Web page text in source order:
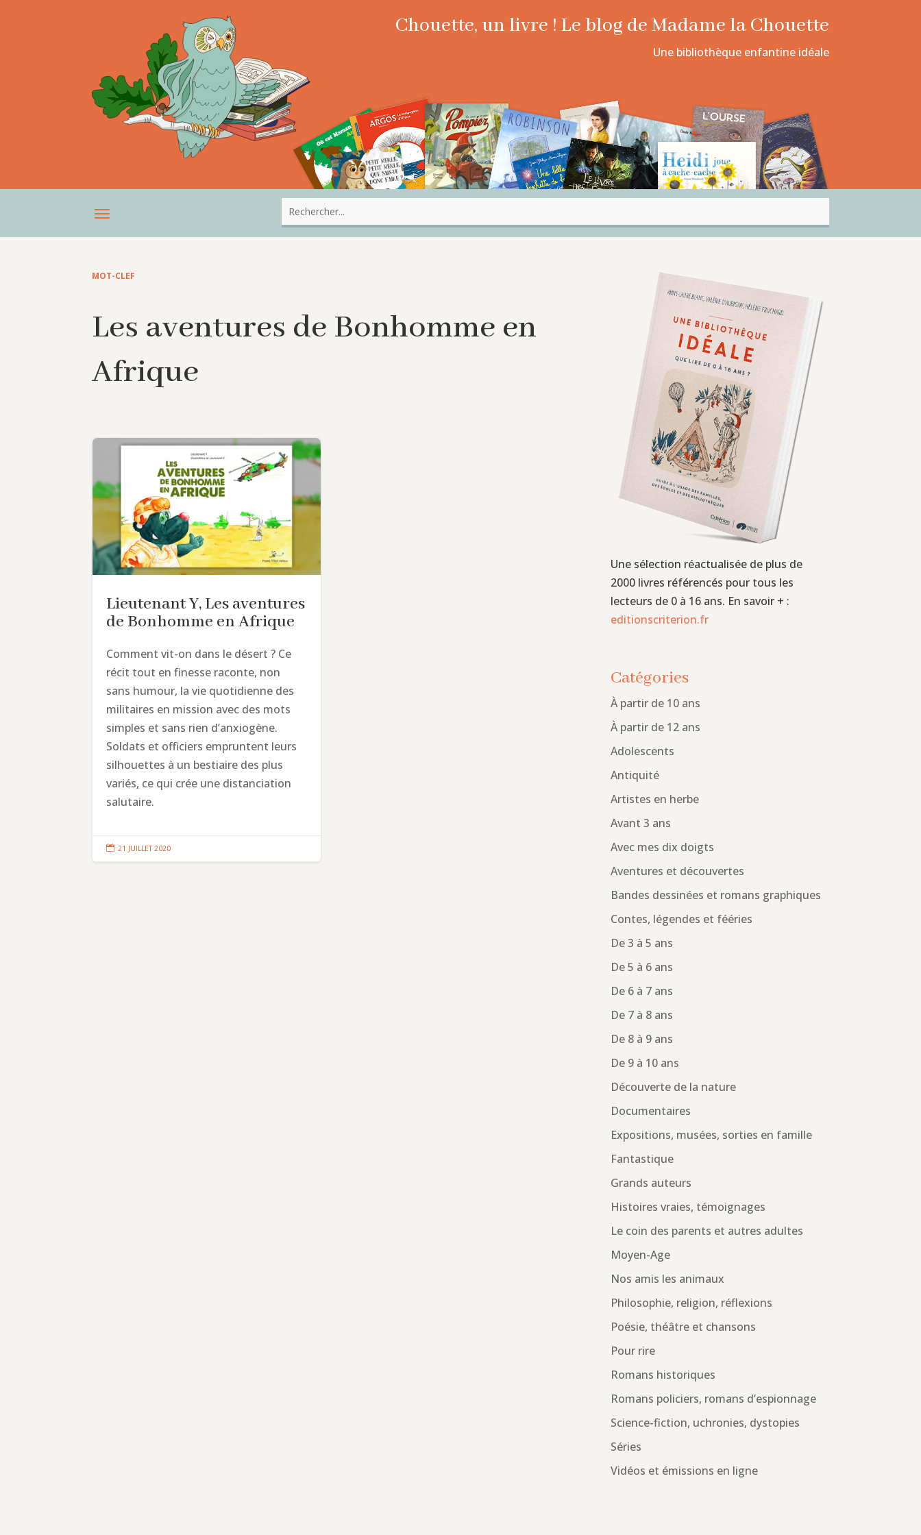
Chouette, un livre ! Le blog de Madame la Chouette
Une bibliothèque enfantine idéale
MOT-CLEF
Les aventures de Bonhomme en
Afrique
Lieutenant Y, Les aventures
de Bonhomme en Afrique
Comment vit-on dans le désert ? Ce
récit tout en finesse raconte, non
sans humour, la vie quotidienne des
militaires en mission avec des mots
simples et sans rien d’anxiogène.
Soldats et officiers empruntent leurs
silhouettes à un bestiaire des plus
variés, ce qui crée une distanciation
salutaire.
 21 JUILLET 2020
Une sélection réactualisée de plus de
2000 livres référencés pour tous les
lecteurs de 0 à 16 ans. En savoir + :
editionscriterion.fr
Catégories
À partir de 10 ans
À partir de 12 ans
Adolescents
Antiquité
Artistes en herbe
Avant 3 ans
Avec mes dix doigts
Aventures et découvertes
Bandes dessinées et romans graphiques
Contes, légendes et fééries
De 3 à 5 ans
De 5 à 6 ans
De 6 à 7 ans
De 7 à 8 ans
De 8 à 9 ans
De 9 à 10 ans
Découverte de la nature
Documentaires
Expositions, musées, sorties en famille
Fantastique
Grands auteurs
Histoires vraies, témoignages
Le coin des parents et autres adultes
Moyen-Age
Nos amis les animaux
Philosophie, religion, réflexions
Poésie, théâtre et chansons
Pour rire
Romans historiques
Romans policiers, romans d’espionnage
Science-fiction, uchronies, dystopies
Séries
Vidéos et émissions en ligne